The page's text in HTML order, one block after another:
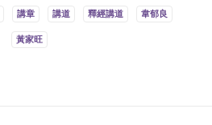
講章 講道 釋經講道 韋郁良
黃家旺